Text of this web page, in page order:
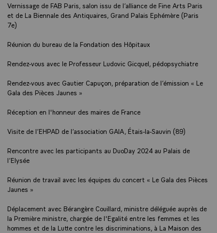
Vernissage de FAB Paris, salon issu de l’alliance de Fine Arts Paris
et de La Biennale des Antiquaires, Grand Palais Ephémère (Paris
7e)
Réunion du bureau de la Fondation des Hôpitaux
Rendez-vous avec le Professeur Ludovic Gicquel, pédopsychiatre
Rendez-vous avec Gautier Capuçon, préparation de l’émission « Le
Gala des Pièces Jaunes »
Réception en l'honneur des maires de France
Visite de l’EHPAD de l’association GAIA, Étais-la-Sauvin (89)
Rencontre avec les participants au DuoDay 2024 au Palais de
l’Elysée
Réunion de travail avec les équipes du concert « Le Gala des Pièces
Jaunes »
Déplacement avec Bérangère Couillard, ministre déléguée auprès de
la Première ministre, chargée de l'Egalité entre les femmes et les
hommes et de la Lutte contre les discriminations, à La Maison des